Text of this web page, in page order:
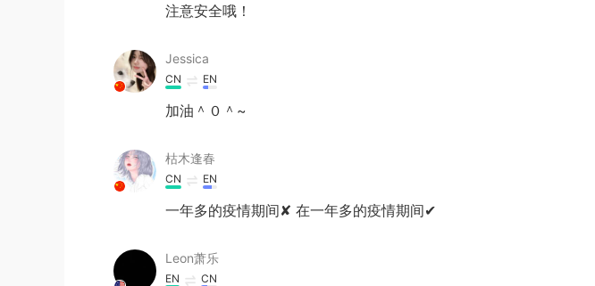
注意安全哦！
Jessica
CN EN
加油＾０＾~
枯木逢春
CN EN
一年多的疫情期间✘ 在一年多的疫情期间✔
Leon萧乐
EN CN